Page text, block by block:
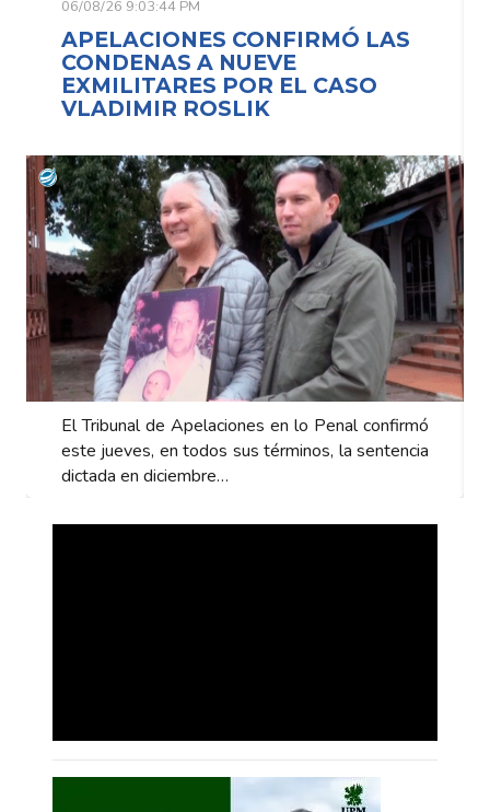
LAS
CASO
Penal confirmó
la sentencia
APELACIONES
CONDENAS A NUEVE
EXMILITARES POR EL
VLADIMIR ROSLIK
El Tribunal de Apelaciones en lo
este jueves, en todos sus términos,
dictada en diciembre…